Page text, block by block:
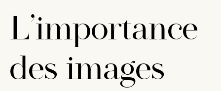
L’importance
des images